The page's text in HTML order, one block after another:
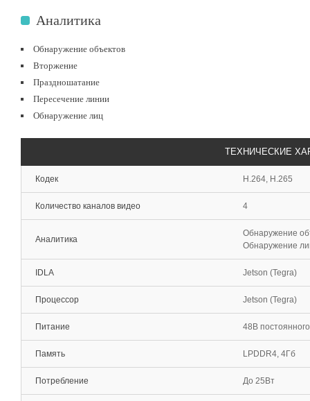
Аналитика
Обнаружение объектов
Вторжение
Праздношатание
Пересечение линии
Обнаружение лиц
ТЕХНИЧЕСКИЕ
Кодек H.264, H.265
Количество каналов видео 4
Аналитика
Обнаружение
Обнаружение
IDLA Jetson (Tegra)
Процессор Jetson (Tegra)
Питание 48В
Память LPDDR4, 4Гб
Потребление До 25Вт